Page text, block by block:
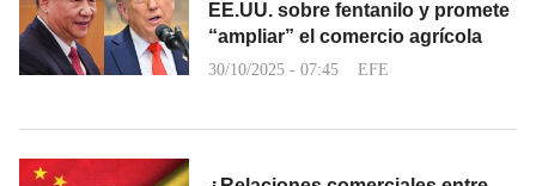
EE.UU. sobre fentanilo y promete
“ampliar” el comercio agrícola
30/10/2025 - 07:45 EFE